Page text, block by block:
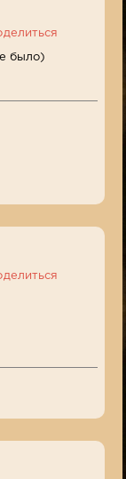
было)